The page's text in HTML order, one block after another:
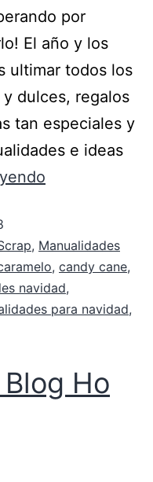
por
El año y los
ultimar todos los
dulces, regalos
tan especiales y
e ideas
, Manualidades
, candy cane,
navidad,
para navidad,
Ho